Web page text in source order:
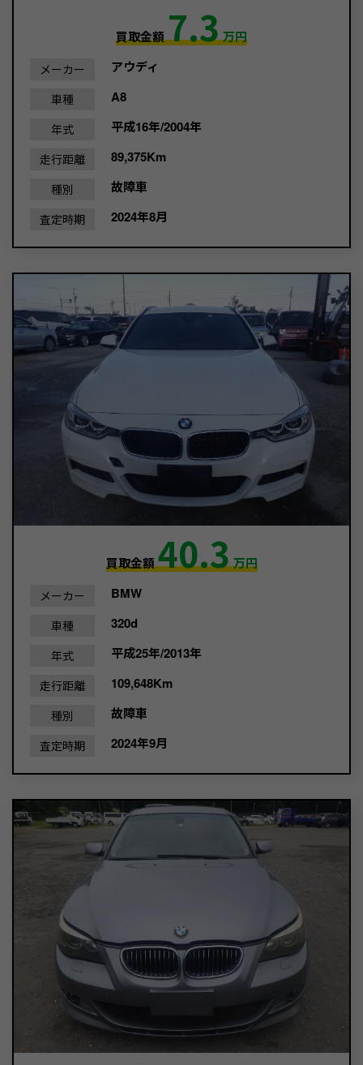
買取金額7.3万円
メーカー アウディ
車種 A8
年式 平成16年/2004年
走行距離 89,375Km
種別 故障車
査定時期 2024年8月
買取金額40.3万円
メーカー BMW
車種 320d
年式 平成25年/2013年
走行距離 109,648Km
種別 故障車
査定時期 2024年9月